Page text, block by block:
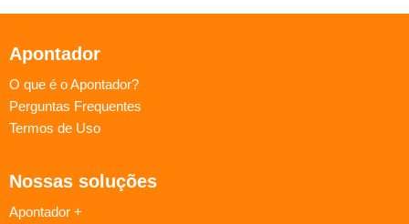
Apontador
O que é o Apontador?
Perguntas Frequentes
Termos de Uso
Nossas soluções
Apontador +